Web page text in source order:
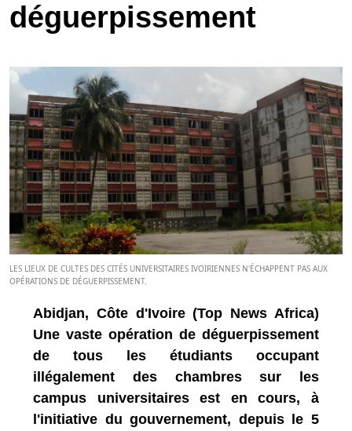
déguerpissement
LES LIEUX DE CULTES DES CITÉS UNIVERSITAIRES IVOIRIENNES N'ÉCHAPPENT PAS AUX
OPÉRATIONS DE DÉGUERPISSEMENT.
Abidjan, Côte d'Ivoire (Top News Africa)
Une vaste opération de déguerpissement
de tous les étudiants occupant
illégalement des chambres sur les
campus universitaires est en cours, à
l'initiative du gouvernement, depuis le 5